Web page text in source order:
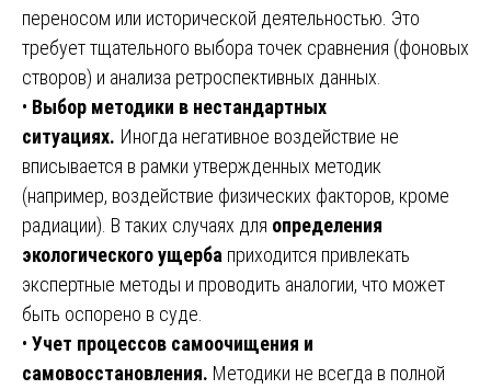
переносом или исторической деятельностью. Это
требует тщательного выбора точек сравнения (фоновых
створов) и анализа ретроспективных данных.
• Выбор методики в нестандартных
ситуациях. Иногда негативное воздействие не
вписывается в рамки утвержденных методик
(например, воздействие физических факторов, кроме
радиации). В таких случаях для определения
экологического ущерба приходится привлекать
экспертные методы и проводить аналогии, что может
быть оспорено в суде.
• Учет процессов самоочищения и
самовосстановления. Методики не всегда в полной